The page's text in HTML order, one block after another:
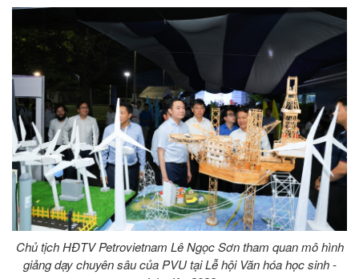
Chủ tịch HĐTV Petrovietnam Lê Ngọc Sơn tham quan mô hình
giảng dạy chuyên sâu của PVU tại Lễ hội Văn hóa học sinh -